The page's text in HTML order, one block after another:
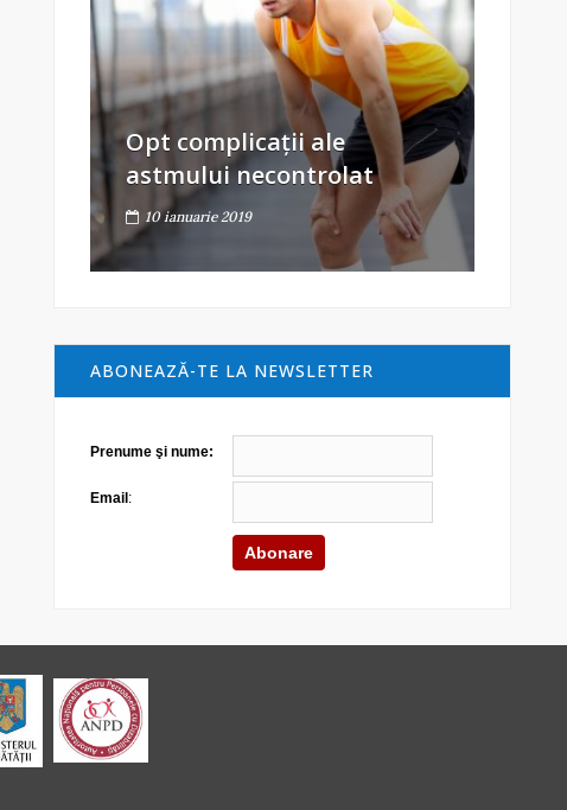
Opt complicații ale
astmului necontrolat
10 ianuarie 2019
ABONEAZĂ-TE LA NEWSLETTER
Prenume şi nume:
Email: